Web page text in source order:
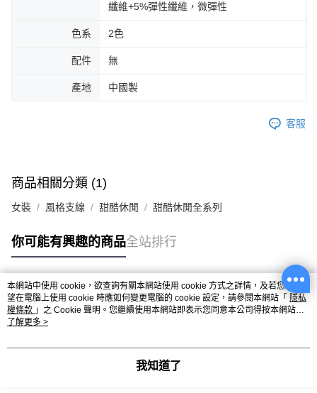
纖維+5%彈性纖維，微彈性
色系 2色
配件 無
產地 中國製
客服
商品相關分類 (1)
女裝 風格支線 甜酷休閒 甜酷休閒全系列
你可能有興趣的商品全站排行
熱門標籤
本網站中使用 cookie，欲查詢有關本網站使用 cookie 方式之詳情，及若您不希
望在電腦上使用 cookie 時應如何變更電腦的 cookie 設定，請參閱本網站「 隱私
權條款 」之 Cookie 聲明。您繼續使用本網站即表示您同意本公司得按本網站使
用條款之 Cookie 聲明使用 cookie。
了解更多 >
我知道了